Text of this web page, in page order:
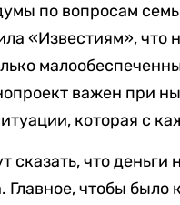
по вопросам
«Известиям»,
важен при
которая с
сказать, что
Главное, чтобы